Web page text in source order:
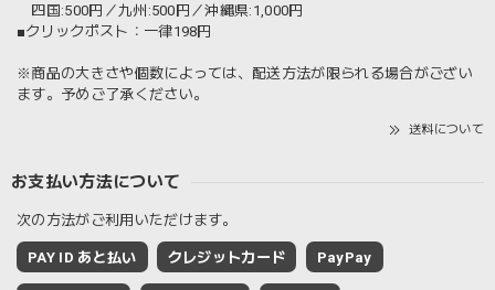
四国:500円／九州:500円／沖縄県:1,000円
■クリックポスト：一律198円
※商品の大きさや個数によっては、配送方法が限られる場合がござい
ます。予めご了承ください。
送料について
お支払い方法について
次の方法がご利用いただけます。
PAY ID あと払い クレジットカード PayPay